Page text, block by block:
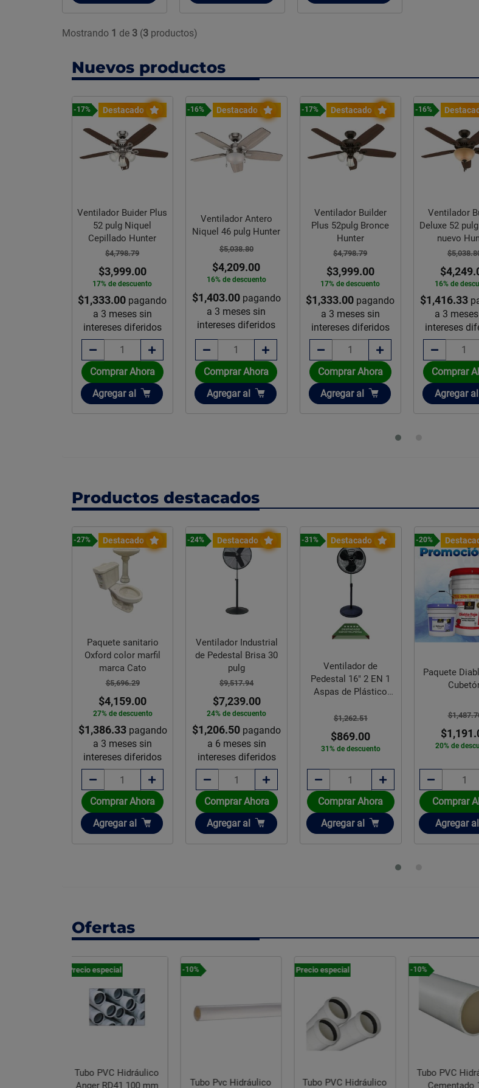
Mostrando 1 de 3 (3 productos)
Nuevos productos
Destacado
-17%
Ventilador Buider Plus
52 pulg Niquel
Cepillado Hunter
$4,798.79
$3,999.00
17% de descuento
$1,333.00 pagando
a 3 meses sin
intereses diferidos
Comprar Ahora
Añadir
Agregar al
Destacado
-16%
Ventilador Antero
Niquel 46 pulg Hunter
$5,038.80
$4,209.00
16% de descuento
$1,403.00pagando
a 3 meses sin
intereses diferidos
Comprar Ahora
Añadir
Agregar al
Destacado
-17%
Ventilador Builder
Plus 52pulg Bronce
Hunter
$4,798.79
$3,999.00
17% de descuento
$1,333.00 pagando
a 3 meses sin
intereses diferidos
Comprar Ahora
Añadir
Agregar al
-16%
Ventilador
Deluxe 52
nuevo
16% de
$1,416.33
a 3
intereses
Comprar
Añadir
Agregar al
Productos destacados
Destacado
-27%
Paquete sanitario
Oxford color marfil
marca Cato
$5,696.29
$4,159.00
27% de descuento
$1,386.33pagando
a 3 meses sin
intereses diferidos
Comprar Ahora
Añadir
Agregar al
Destacado
-24%
Ventilador Industrial
de Pedestal Brisa 30
pulg
$9,517.94
$7,239.00
24% de descuento
$1,206.50 pagando
a 6 meses sin
intereses diferidos
Comprar Ahora
Añadir
Agregar al
Destacado
-31%
Ventilador de
Pedestal 16" 2 EN 1
Aspas de Plástico
$1,262.51
$869.00
31% de descuento
Comprar Ahora
Añadir
Agregar al
-20%
Paquete
20% de
Comprar
Añadir
Agregar al
Ofertas
-10%
Tubo Pvc Hidráulico
Precio especial
Tubo PVC Hidráulico
-10%
Cementado 1/2
-10%
Tubo PVC